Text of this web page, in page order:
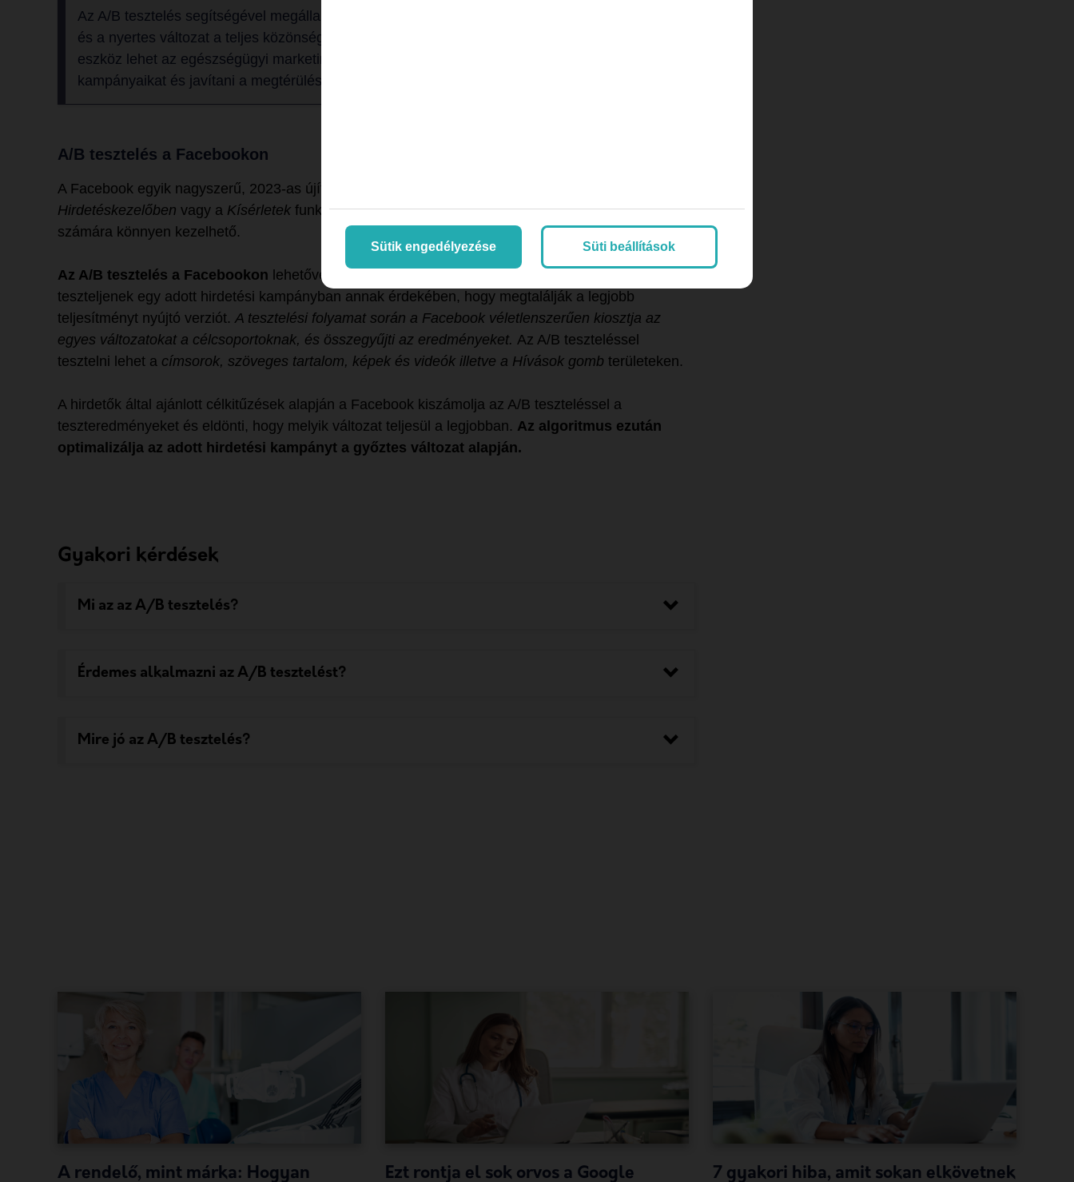
Az A/B tesztelés segítségével megállapítható, hogy a kampány melyik verziója a hatékonyabb,
és a nyertes változat a teljes közönség számára elérhetővé válik. Az A/B tesztelés értékes
eszköz lehet az egészségügyi marketingszakemberek számára, akik szeretnék optimalizálni
kampányaikat és javítani a megtérülésüket.
A/B tesztelés a Facebookon
A Facebook egyik nagyszerű, 2023-as újítása az A/B tesztelés lehetősége. A/B tesztet a
Hirdetéskezelőben vagy a Kísérletek funkcióban hozhatsz létre, ami nagyon egyszerűen, így bárki
számára könnyen kezelhető.
Az A/B tesztelés a Facebookon lehetővé teszi a hirdetők számára, hogy két vagy több változatot
teszteljenek egy adott hirdetési kampányban annak érdekében, hogy megtalálják a legjobb
teljesítményt nyújtó verziót.A tesztelési folyamat során a Facebook véletlenszerűen kiosztja az
egyes változatokat a célcsoportoknak, és összegyűjti az eredményeket. Az A/B teszteléssel
tesztelni lehet a címsorok, szöveges tartalom, képek és videók illetve a Hívások gomb területeken.
A hirdetők által ajánlott célkitűzések alapján a Facebook kiszámolja az A/B teszteléssel a
teszteredményeket és eldönti, hogy melyik változat teljesül a legjobban. Az algoritmus ezután
optimalizálja az adott hirdetési kampányt a győztes változat alapján.
Gyakori kérdések
Mi az az A/B tesztelés?
Érdemes alkalmazni az A/B tesztelést?
Mire jó az A/B tesztelés?
A rendelő, mint márka: Hogyan Ezt rontja el sok orvos a Google 7 gyakori hiba, amit sokan elkövetnek
Sütik engedélyezése Süti beállítások